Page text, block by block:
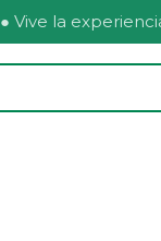
● Vive la